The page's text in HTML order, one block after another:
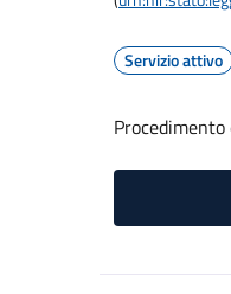
Servizio attivo